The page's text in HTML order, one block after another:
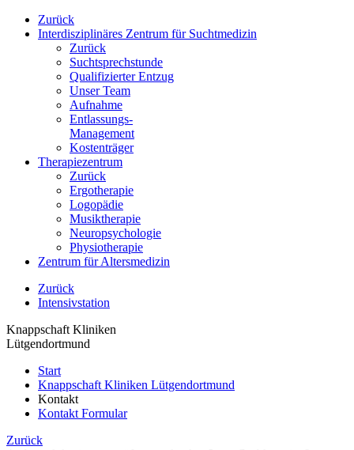
Zurück
Interdisziplinäres Zentrum für Suchtmedizin
Zurück
Suchtsprechstunde
Qualifizierter Entzug
Unser Team
Aufnahme
Entlassungs-
Management
Kostenträger
Therapiezentrum
Zurück
Ergotherapie
Logopädie
Musiktherapie
Neuropsychologie
Physiotherapie
Zentrum für Altersmedizin
Zurück
Intensivstation
Knappschaft Kliniken
Lütgendortmund
Start
Knappschaft Kliniken Lütgendortmund
Kontakt
Kontakt Formular
Zurück